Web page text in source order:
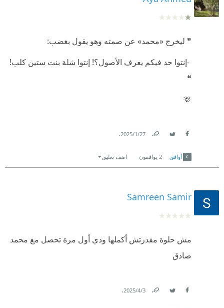
❞ ليخرج «محمد» عن صمته وهو يقول بغضب:
‫ -إنتوا حد فيكم يعرف الأصول؟! إنتوا شلة بنت ستين كلب!
❝
🫶
27‏/1‏/2025
.
أوافق 2 يوافقون اضف تعليق
Samreen Samir
مش حلوة مقدرتش أكملها ودي أول مرة تحصل مع محمد
صادق
3‏/4‏/2025
.